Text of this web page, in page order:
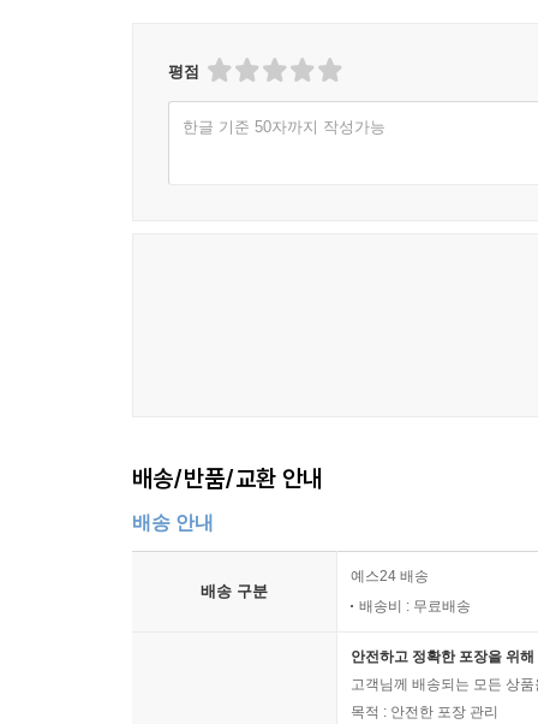
평점
한글 기준 50자까지 작성가능
배송/반품/교환 안내
배송 안내
배송 구분
예스24 배송
배송비 : 무료배송
안전하고 정확한 포장을 위
고객님께 배송되는 모든 상
목적 : 안전한 포장 관리